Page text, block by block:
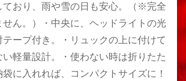
ており、雨や雪の日も安心。（※完全
ん。）・中央に、ヘッドライトの光
ープ付き。・リュックの上に付けて
い軽量設計。・使わない時は折りたた
に入れれば、コンパクトサイズに！